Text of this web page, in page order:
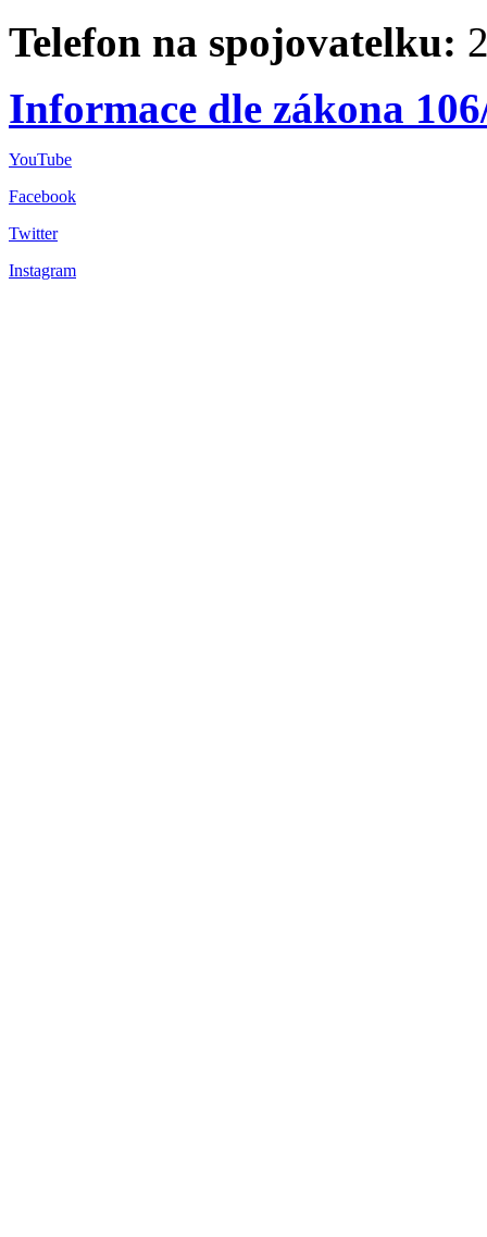
Telefon na spojovatelku:
Informace dle zákona
YouTube
Facebook
Twitter
Instagram